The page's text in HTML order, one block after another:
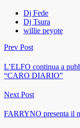
Dj Fede
Dj Tsura
willie peyote
Prev Post
L’ELFO continua a
“CARO DIARIO”
Next Post
FARRYNO presenta il